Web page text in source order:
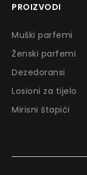
PROIZVODI
Muški parfemi
Ženski parfemi
Dezedoransi
Losioni za tijelo
Mirisni štapići